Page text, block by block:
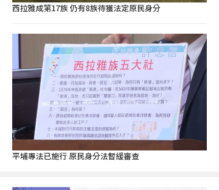
西拉雅成第17族 仍有8族待獲法定原民身分
平埔專法已施行 原民身分法暫緩審查